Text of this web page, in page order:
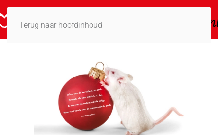
Terug naar hoofdinhoud